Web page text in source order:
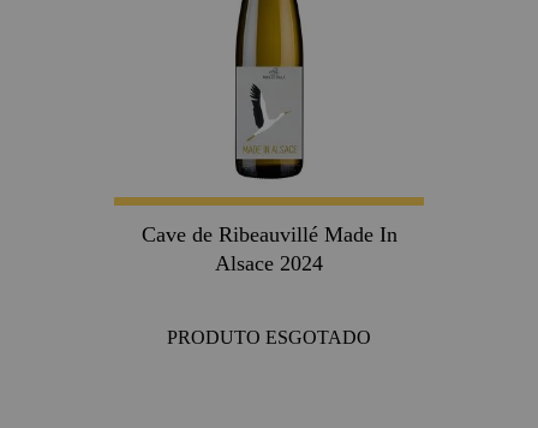
Cave de Ribeauvillé Made In
Alsace 2024
PRODUTO ESGOTADO